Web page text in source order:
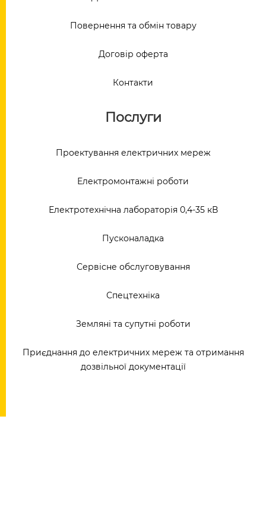
Повернення та обмін товару
Договір оферта
Контакти
Послуги
Проектування електричних мереж
Електромонтажні роботи
Електротехнічна лабораторія 0,4-35 кВ
Пусконаладка
Сервісне обслуговування
Спецтехніка
Земляні та супутні роботи
Приєднання до електричних мереж та отримання
дозвільної документації